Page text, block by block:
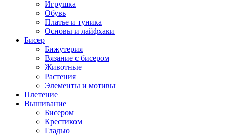
Игрушка
Обувь
Платье и туника
Основы и лайфхаки
Бисер
Бижутерия
Вязание с бисером
Животные
Растения
Элементы и мотивы
Плетение
Вышивание
Бисером
Крестиком
Гладью